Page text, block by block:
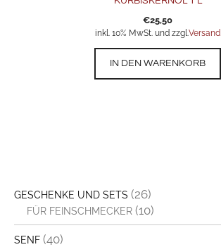
€25,50
inkl. 10% MwSt. und zzgl.Versand
IN DEN WARENKORB
GESCHENKE UND SETS (26)
FÜR FEINSCHMECKER (10)
SENF (40)